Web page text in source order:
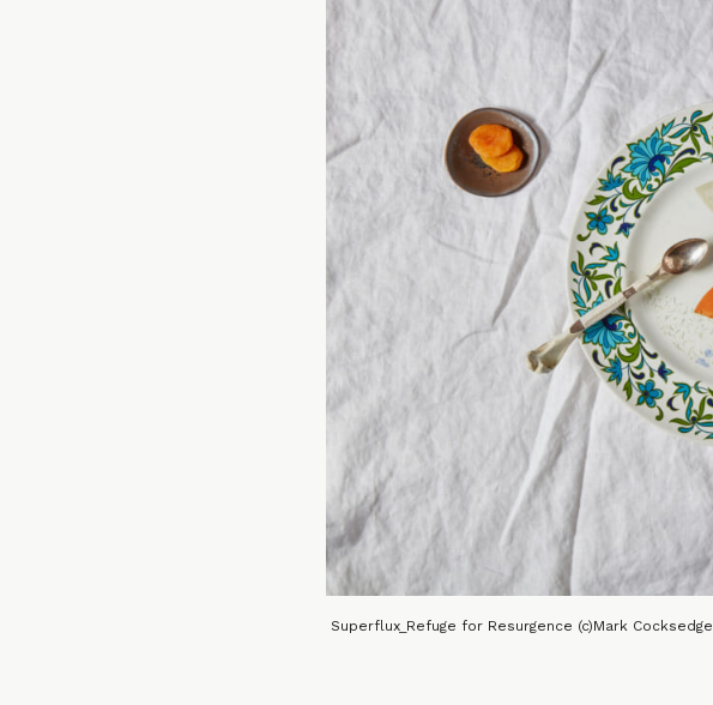
Superflux_Refuge for Resurgence (c)Mark Cocksedge